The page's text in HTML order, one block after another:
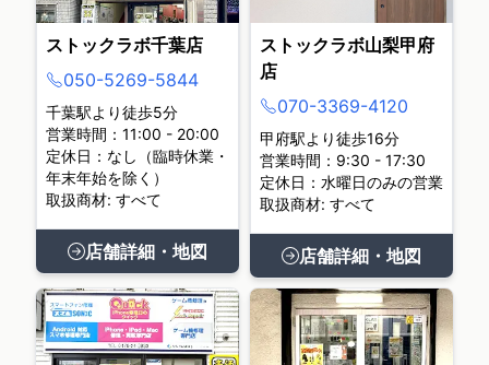
ストックラボ千葉店
050-5269-5844
千葉駅より徒歩5分
営業時間：11:00 - 20:00
定休日：なし（臨時休業・
年末年始を除く）
取扱商材: すべて
店舗詳細・地図
ストックラボ山梨甲府
店
070-3369-4120
甲府駅より徒歩16分
営業時間：9:30 - 17:30
定休日：水曜日のみの営業
取扱商材: すべて
店舗詳細・地図